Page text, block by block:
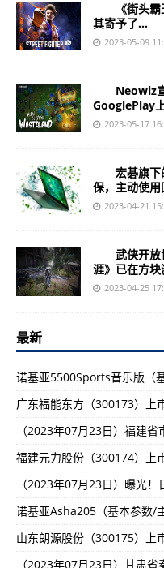
《街头霸
其寄予了...
2023-05-09
Neowiz宣
GooglePlay
2023-05-17
宏碁旗下
保，主动使用
2023-04-21
武侠开放
涯》已在方
2023-04-25
最新
诺基亚5500Sports音乐版（
诺基亚Asha205（基本参数/
山东朗源股份（300175）上